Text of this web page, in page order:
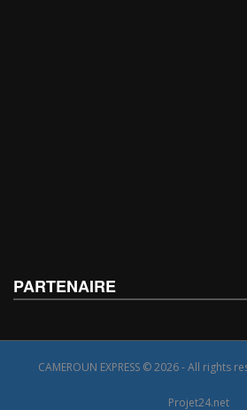
PARTENAIRE
CAMEROUN EXPRESS © 2026 - All rights
Projet24.net